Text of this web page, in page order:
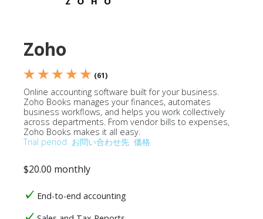
Zoho
★ ★ ★ ★ ★ (61)
Online accounting software built for your business.
Zoho Books manages your finances, automates
business workflows, and helps you work collectively
across departments. From vendor bills to expenses,
Zoho Books makes it all easy.
Trial period お問い合わせ先 価格
$20.00 monthly
End-to-end accounting